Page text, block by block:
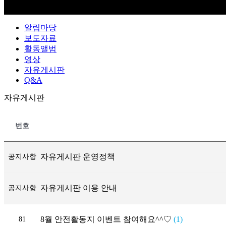
알림마당
보도자료
활동앨범
영상
자유게시판
Q&A
자유게시판
번호
공지사항 자유게시판 운영정책
공지사항 자유게시판 이용 안내
81 8월 안전활동지 이벤트 참여해요^^♡ (1)